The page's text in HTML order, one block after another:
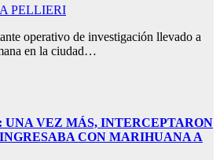
PELLIERI
operativo de investigación llevado a
en la ciudad…
VEZ MÁS, INTERCEPTARON
CON MARIHUANA A